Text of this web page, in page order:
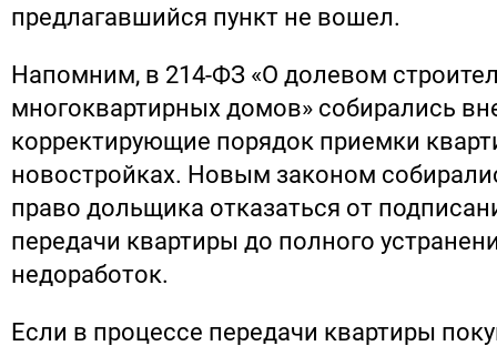
предлагавшийся пункт не вошел.
Напомним, в 214-ФЗ «О долевом
многоквартирных домов» собирались
корректирующие порядок приемки
новостройках. Новым законом
право дольщика отказаться от
передачи квартиры до полного
недоработок.
Если в процессе передачи квартиры